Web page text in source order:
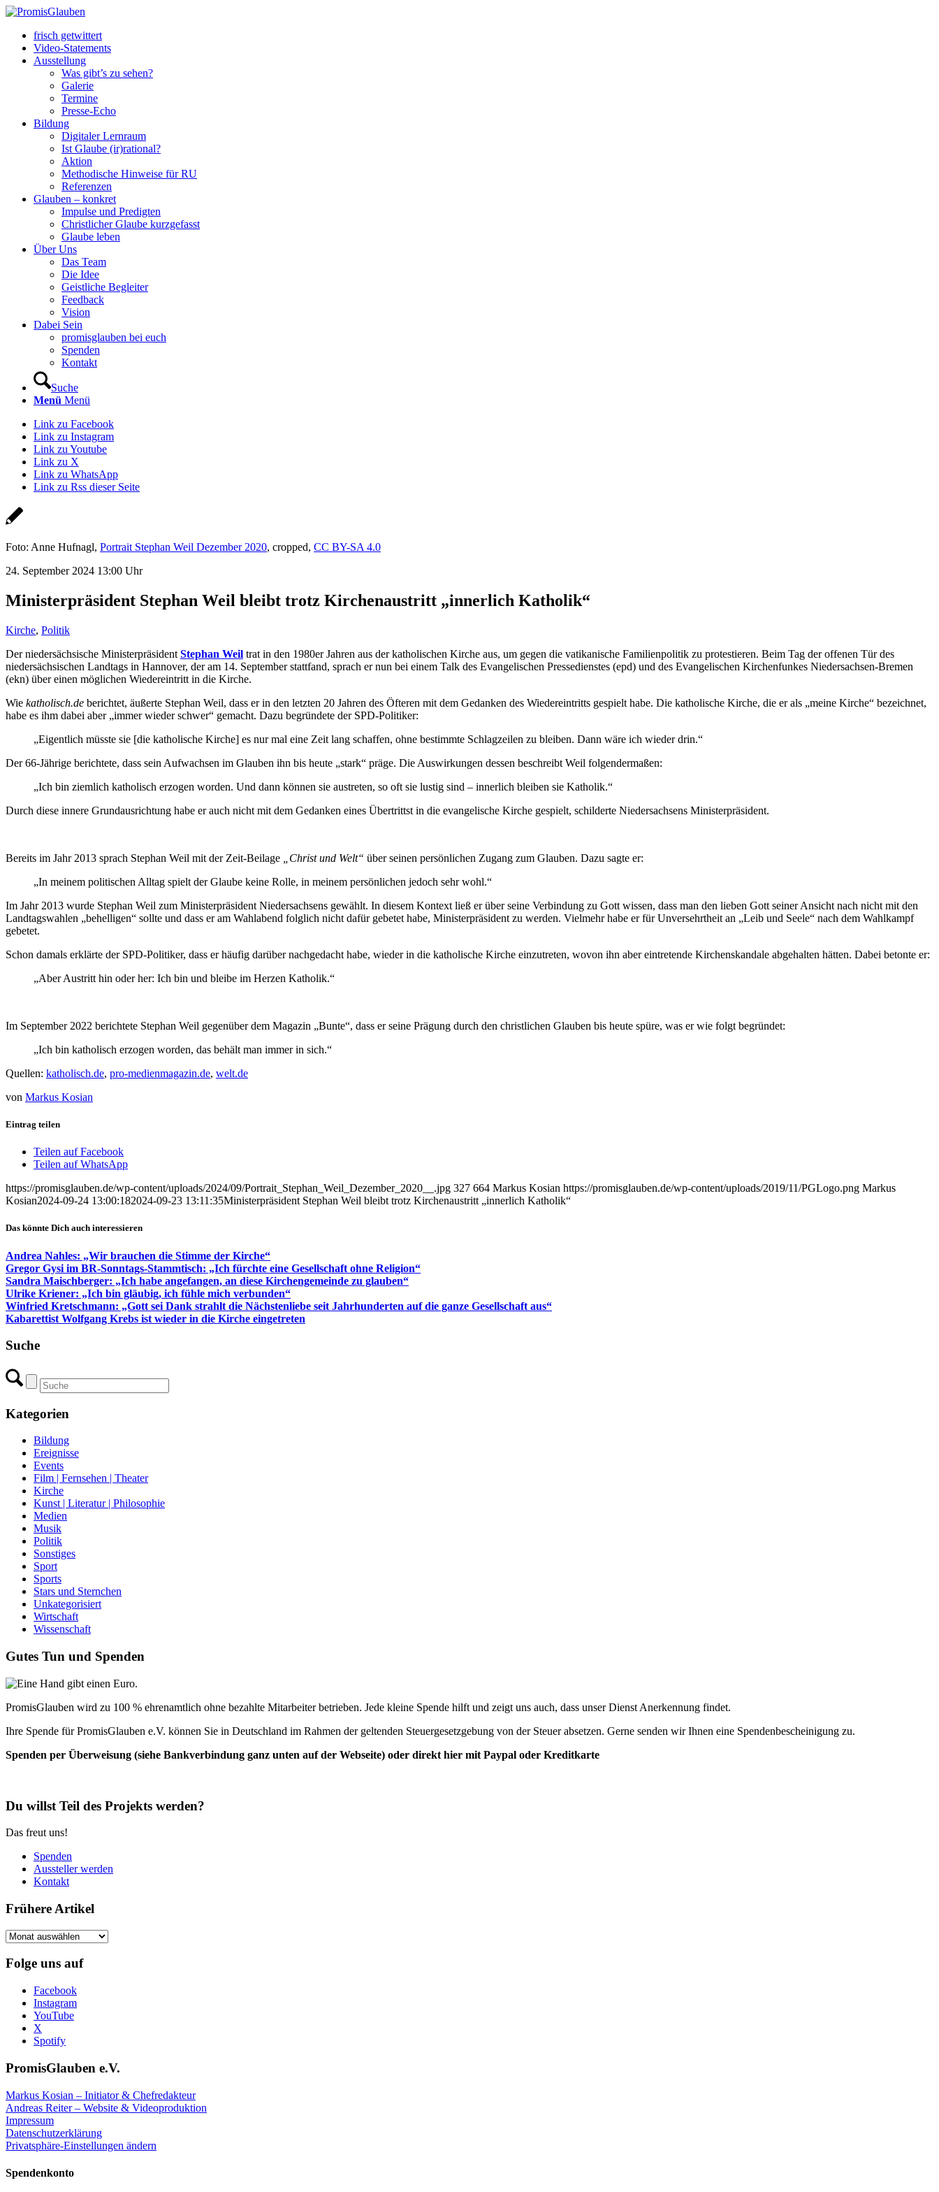
frisch getwittert
Video-Statements
Ausstellung
Was gibt’s zu sehen?
Galerie
Termine
Presse-Echo
Bildung
Digitaler Lernraum
Ist Glaube (ir)rational?
Aktion
Methodische Hinweise für RU
Referenzen
Glauben – konkret
Impulse und Predigten
Christlicher Glaube kurzgefasst
Glaube leben
Über Uns
Das Team
Die Idee
Geistliche Begleiter
Feedback
Vision
Dabei Sein
promisglauben bei euch
Spenden
Kontakt
Suche
Menü Menü
Link zu Facebook
Link zu Instagram
Link zu Youtube
Link zu X
Link zu WhatsApp
Link zu Rss dieser Seite
Foto: Anne Hufnagl, Portrait Stephan Weil Dezember 2020, cropped, CC BY-SA 4.0
24. September 2024 13:00 Uhr
Ministerpräsident Stephan Weil bleibt trotz Kirchenaustritt „innerlich Katholik“
Kirche, Politik
Der niedersächsische Ministerpräsident Stephan Weil trat in den 1980er Jahren aus der katholischen Kirche aus, um gegen die vatikanische Familienpolitik zu protestieren. Beim Tag der offenen Tür des
niedersächsischen Landtags in Hannover, der am 14. September stattfand, sprach er nun bei einem Talk des Evangelischen Pressedienstes (epd) und des Evangelischen Kirchenfunkes Niedersachsen-Bremen
(ekn) über einen möglichen Wiedereintritt in die Kirche.
Wie katholisch.de berichtet, äußerte Stephan Weil, dass er in den letzten 20 Jahren des Öfteren mit dem Gedanken des Wiedereintritts gespielt habe. Die katholische Kirche, die er als „meine Kirche“ bezeichnet,
habe es ihm dabei aber „immer wieder schwer“ gemacht. Dazu begründete der SPD-Politiker:
„Eigentlich müsste sie [die katholische Kirche] es nur mal eine Zeit lang schaffen, ohne bestimmte Schlagzeilen zu bleiben. Dann wäre ich wieder drin.“
Der 66-Jährige berichtete, dass sein Aufwachsen im Glauben ihn bis heute „stark“ präge. Die Auswirkungen dessen beschreibt Weil folgendermaßen:
„Ich bin ziemlich katholisch erzogen worden. Und dann können sie austreten, so oft sie lustig sind – innerlich bleiben sie Katholik.“
Durch diese innere Grundausrichtung habe er auch nicht mit dem Gedanken eines Übertrittst in die evangelische Kirche gespielt, schilderte Niedersachsens Ministerpräsident.
Bereits im Jahr 2013 sprach Stephan Weil mit der Zeit-Beilage „Christ und Welt“ über seinen persönlichen Zugang zum Glauben. Dazu sagte er:
„In meinem politischen Alltag spielt der Glaube keine Rolle, in meinem persönlichen jedoch sehr wohl.“
Im Jahr 2013 wurde Stephan Weil zum Ministerpräsident Niedersachsens gewählt. In diesem Kontext ließ er über seine Verbindung zu Gott wissen, dass man den lieben Gott seiner Ansicht nach nicht mit den
Landtagswahlen „behelligen“ sollte und dass er am Wahlabend folglich nicht dafür gebetet habe, Ministerpräsident zu werden. Vielmehr habe er für Unversehrtheit an „Leib und Seele“ nach dem Wahlkampf
gebetet.
Schon damals erklärte der SPD-Politiker, dass er häufig darüber nachgedacht habe, wieder in die katholische Kirche einzutreten, wovon ihn aber eintretende Kirchenskandale abgehalten hätten. Dabei betonte er:
„Aber Austritt hin oder her: Ich bin und bleibe im Herzen Katholik.“
Im September 2022 berichtete Stephan Weil gegenüber dem Magazin „Bunte“, dass er seine Prägung durch den christlichen Glauben bis heute spüre, was er wie folgt begründet:
„Ich bin katholisch erzogen worden, das behält man immer in sich.“
Quellen: katholisch.de, pro-medienmagazin.de, welt.de
von Markus Kosian
Eintrag teilen
Teilen auf Facebook
Teilen auf WhatsApp
https://promisglauben.de/wp-content/uploads/2024/09/Portrait_Stephan_Weil_Dezember_2020__.jpg 327 664 Markus Kosian https://promisglauben.de/wp-content/uploads/2019/11/PGLogo.png Markus
Kosian2024-09-24 13:00:182024-09-23 13:11:35Ministerpräsident Stephan Weil bleibt trotz Kirchenaustritt „innerlich Katholik“
Das könnte Dich auch interessieren
Andrea Nahles: „Wir brauchen die Stimme der Kirche“
Gregor Gysi im BR-Sonntags-Stammtisch: „Ich fürchte eine Gesellschaft ohne Religion“
Sandra Maischberger: „Ich habe angefangen, an diese Kirchengemeinde zu glauben“
Ulrike Kriener: „Ich bin gläubig, ich fühle mich verbunden“
Winfried Kretschmann: „Gott sei Dank strahlt die Nächstenliebe seit Jahrhunderten auf die ganze Gesellschaft aus“
Kabarettist Wolfgang Krebs ist wieder in die Kirche eingetreten
Suche
Kategorien
Bildung
Ereignisse
Events
Film | Fernsehen | Theater
Kirche
Kunst | Literatur | Philosophie
Medien
Musik
Politik
Sonstiges
Sport
Sports
Stars und Sternchen
Unkategorisiert
Wirtschaft
Wissenschaft
Gutes Tun und Spenden
PromisGlauben wird zu 100 % ehrenamtlich ohne bezahlte Mitarbeiter betrieben. Jede kleine Spende hilft und zeigt uns auch, dass unser Dienst Anerkennung findet.
Ihre Spende für PromisGlauben e.V. können Sie in Deutschland im Rahmen der geltenden Steuergesetzgebung von der Steuer absetzen. Gerne senden wir Ihnen eine Spendenbescheinigung zu.
Spenden per Überweisung (siehe Bankverbindung ganz unten auf der Webseite) oder direkt hier mit Paypal oder Kreditkarte
Du willst Teil des Projekts werden?
Das freut uns!
Spenden
Aussteller werden
Kontakt
Frühere Artikel
Frühere
Folge uns auf
Facebook
Instagram
YouTube
X
Spotify
PromisGlauben e.V.
Markus Kosian – Initiator & Chefredakteur
Andreas Reiter – Website & Videoproduktion
Impressum
Datenschutzerklärung
Privatsphäre-Einstellungen ändern
Spendenkonto